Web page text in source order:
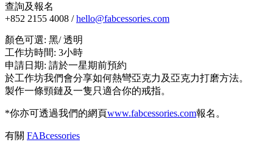
查詢及報名
+852 2155 4008 /hello@fabcessories.com
顏色可選: 黑/ 透明
工作坊時間: 3小時
申請日期: 請於一星期前預約
於工作坊我們會分享如何熱彎亞克力及亞克力打磨方法。
製作一條頸鏈及一隻只適合你的戒指。
*你亦可透過我們的網頁www.fabcessories.com報名。
有關 FABcessories